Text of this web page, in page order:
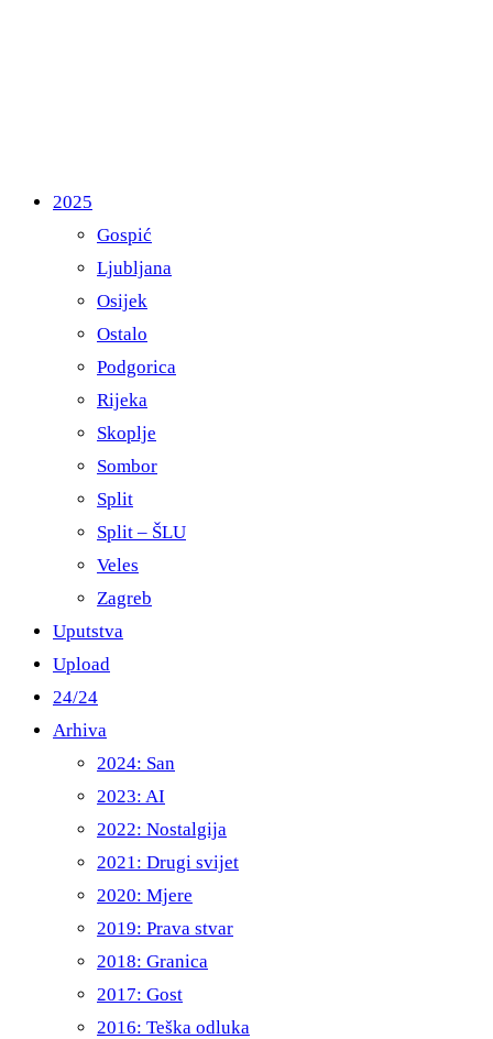
2025
Gospić
Ljubljana
Osijek
Ostalo
Podgorica
Rijeka
Skoplje
Sombor
Split
Split – ŠLU
Veles
Zagreb
Uputstva
Upload
24/24
Arhiva
2024: San
2023: AI
2022: Nostalgija
2021: Drugi svijet
2020: Mjere
2019: Prava stvar
2018: Granica
2017: Gost
2016: Teška odluka